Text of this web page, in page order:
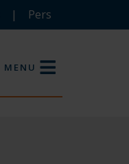
Pers
MENU